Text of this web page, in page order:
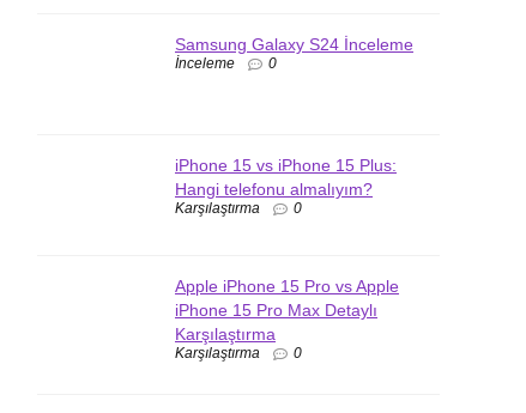
Samsung Galaxy S24 İnceleme
İnceleme 0
iPhone 15 vs iPhone 15 Plus:
Hangi telefonu almalıyım?
Karşılaştırma 0
Apple iPhone 15 Pro vs Apple
iPhone 15 Pro Max Detaylı
Karşılaştırma
Karşılaştırma 0